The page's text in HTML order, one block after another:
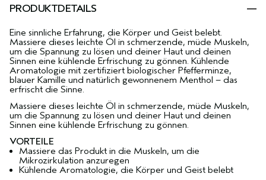
PRODUKTDETAILS
Eine sinnliche Erfahrung, die Körper und Geist belebt.
Massiere dieses leichte Öl in schmerzende, müde Muskeln,
um die Spannung zu lösen und deiner Haut und deinen
Sinnen eine kühlende Erfrischung zu gönnen. Kühlende
Aromatologie mit zertifiziert biologischer Pfefferminze,
blauer Kamille und natürlich gewonnenem Menthol – das
erfrischt die Sinne.
Massiere dieses leichte Öl in schmerzende, müde Muskeln,
um die Spannung zu lösen und deiner Haut und deinen
Sinnen eine kühlende Erfrischung zu gönnen.
VORTEILE
Massiere das Produkt in die Muskeln, um die
Mikrozirkulation anzuregen
Kühlende Aromatologie, die Körper und Geist belebt